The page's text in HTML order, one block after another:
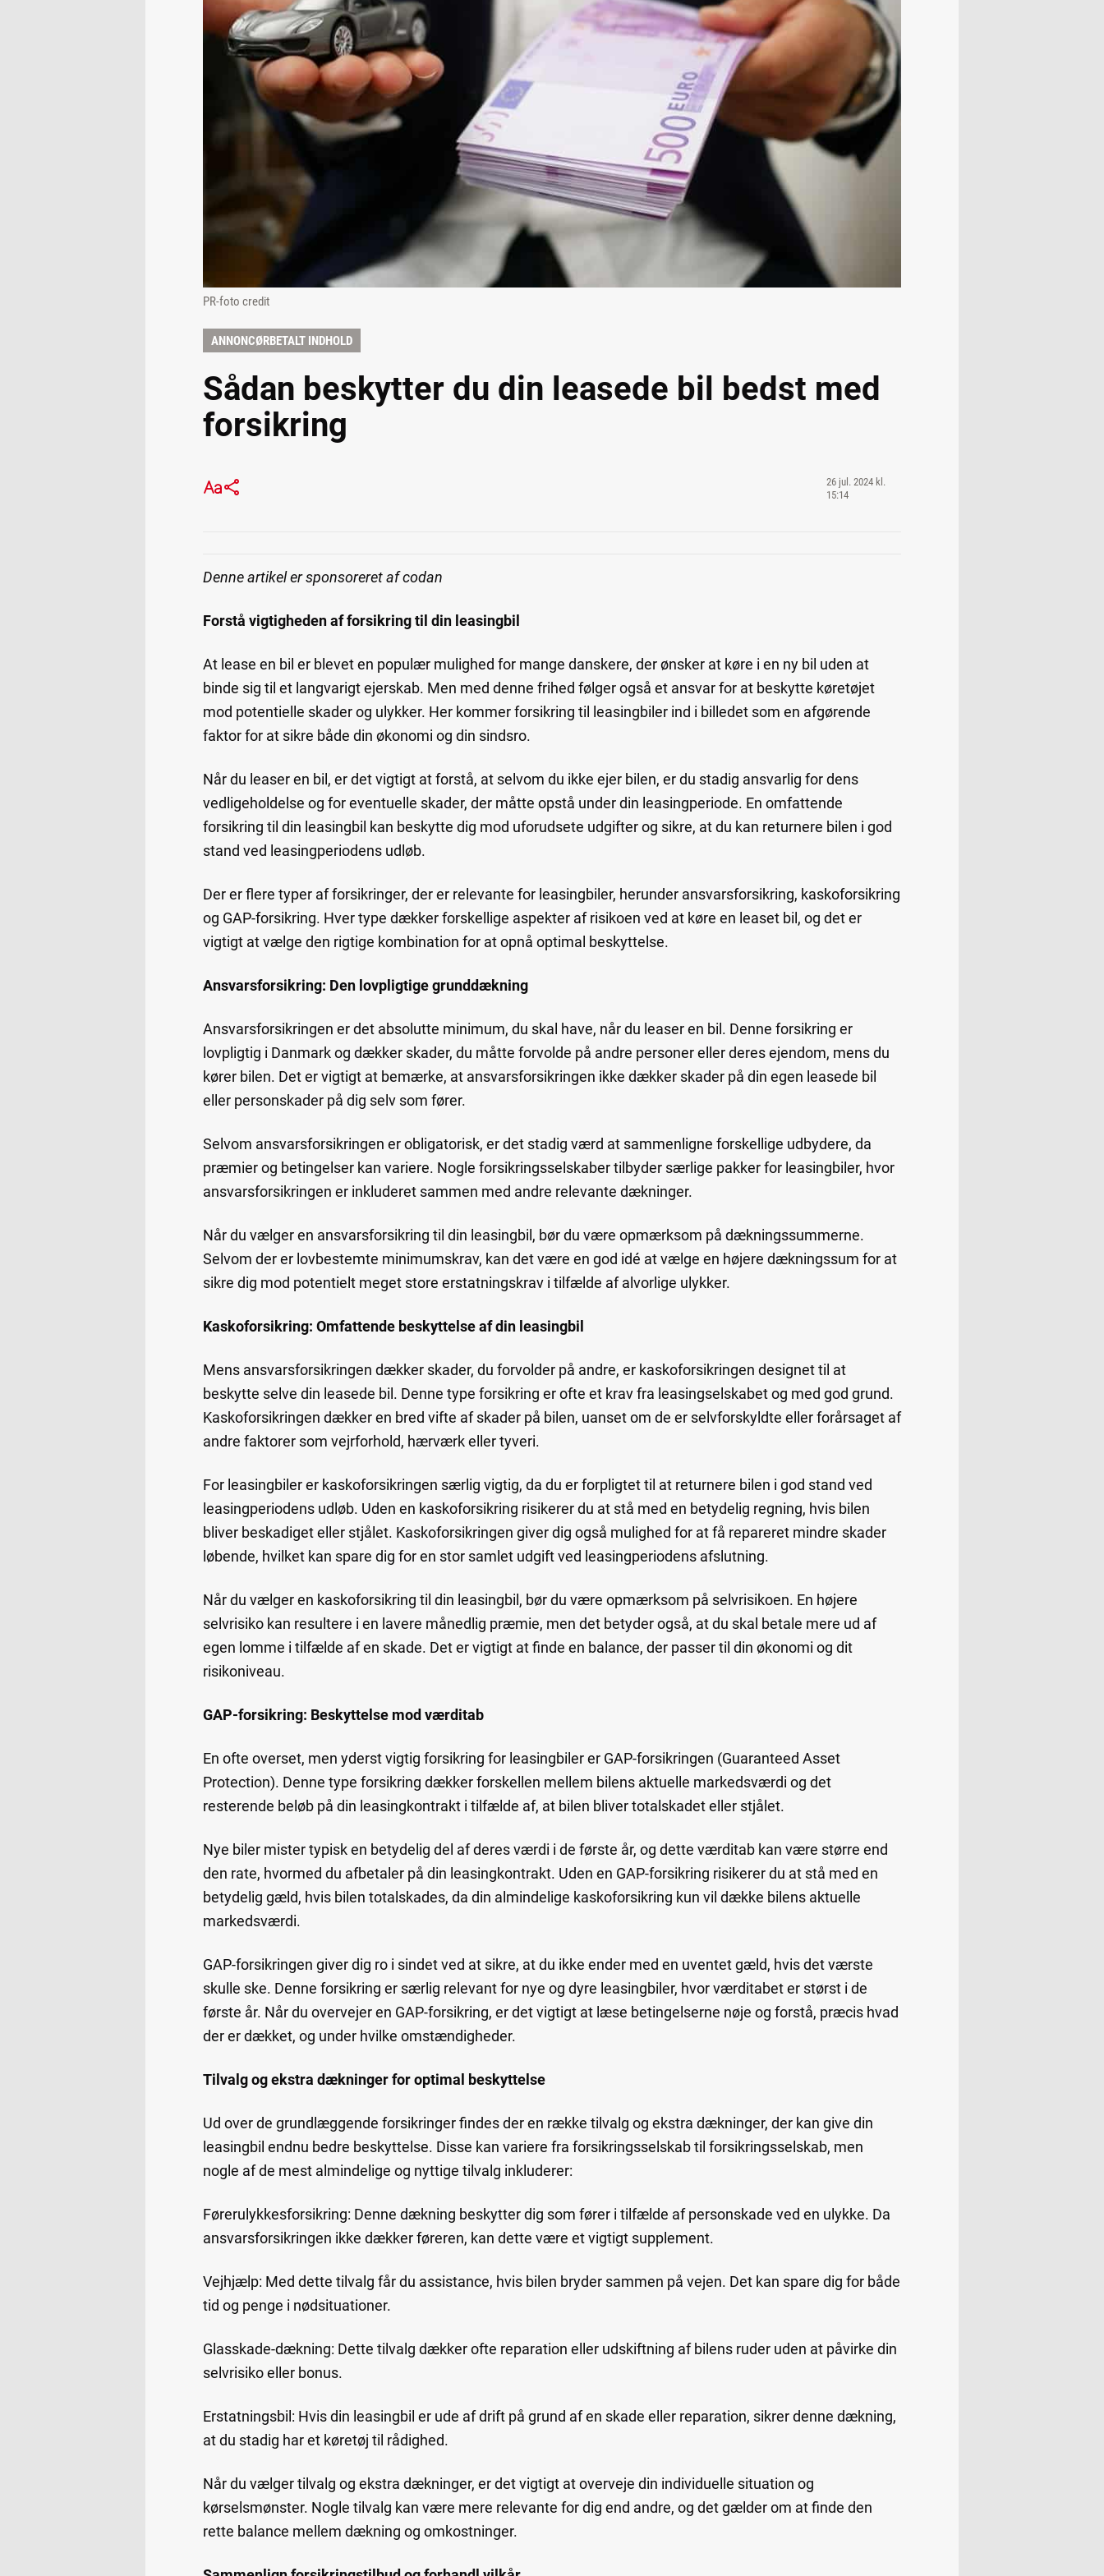
PR-foto credit
ANNONCØRBETALT INDHOLD
Sådan beskytter du din leasede bil bedst med
forsikring
26 jul. 2024 kl.
15:14
Denne artikel er sponsoreret af codan
Forstå vigtigheden af forsikring til din leasingbil
At lease en bil er blevet en populær mulighed for mange danskere, der ønsker at køre i en ny bil uden at
binde sig til et langvarigt ejerskab. Men med denne frihed følger også et ansvar for at beskytte køretøjet
mod potentielle skader og ulykker. Her kommer forsikring til leasingbiler ind i billedet som en afgørende
faktor for at sikre både din økonomi og din sindsro.
Når du leaser en bil, er det vigtigt at forstå, at selvom du ikke ejer bilen, er du stadig ansvarlig for dens
vedligeholdelse og for eventuelle skader, der måtte opstå under din leasingperiode. En omfattende
forsikring til din leasingbil kan beskytte dig mod uforudsete udgifter og sikre, at du kan returnere bilen i god
stand ved leasingperiodens udløb.
Der er flere typer af forsikringer, der er relevante for leasingbiler, herunder ansvarsforsikring, kaskoforsikring
og GAP-forsikring. Hver type dækker forskellige aspekter af risikoen ved at køre en leaset bil, og det er
vigtigt at vælge den rigtige kombination for at opnå optimal beskyttelse.
Ansvarsforsikring: Den lovpligtige grunddækning
Ansvarsforsikringen er det absolutte minimum, du skal have, når du leaser en bil. Denne forsikring er
lovpligtig i Danmark og dækker skader, du måtte forvolde på andre personer eller deres ejendom, mens du
kører bilen. Det er vigtigt at bemærke, at ansvarsforsikringen ikke dækker skader på din egen leasede bil
eller personskader på dig selv som fører.
Selvom ansvarsforsikringen er obligatorisk, er det stadig værd at sammenligne forskellige udbydere, da
præmier og betingelser kan variere. Nogle forsikringsselskaber tilbyder særlige pakker for leasingbiler, hvor
ansvarsforsikringen er inkluderet sammen med andre relevante dækninger.
Når du vælger en ansvarsforsikring til din leasingbil, bør du være opmærksom på dækningssummerne.
Selvom der er lovbestemte minimumskrav, kan det være en god idé at vælge en højere dækningssum for at
sikre dig mod potentielt meget store erstatningskrav i tilfælde af alvorlige ulykker.
Kaskoforsikring: Omfattende beskyttelse af din leasingbil
Mens ansvarsforsikringen dækker skader, du forvolder på andre, er kaskoforsikringen designet til at
beskytte selve din leasede bil. Denne type forsikring er ofte et krav fra leasingselskabet og med god grund.
Kaskoforsikringen dækker en bred vifte af skader på bilen, uanset om de er selvforskyldte eller forårsaget af
andre faktorer som vejrforhold, hærværk eller tyveri.
For leasingbiler er kaskoforsikringen særlig vigtig, da du er forpligtet til at returnere bilen i god stand ved
leasingperiodens udløb. Uden en kaskoforsikring risikerer du at stå med en betydelig regning, hvis bilen
bliver beskadiget eller stjålet. Kaskoforsikringen giver dig også mulighed for at få repareret mindre skader
løbende, hvilket kan spare dig for en stor samlet udgift ved leasingperiodens afslutning.
Når du vælger en kaskoforsikring til din leasingbil, bør du være opmærksom på selvrisikoen. En højere
selvrisiko kan resultere i en lavere månedlig præmie, men det betyder også, at du skal betale mere ud af
egen lomme i tilfælde af en skade. Det er vigtigt at finde en balance, der passer til din økonomi og dit
risikoniveau.
GAP-forsikring: Beskyttelse mod værditab
En ofte overset, men yderst vigtig forsikring for leasingbiler er GAP-forsikringen (Guaranteed Asset
Protection). Denne type forsikring dækker forskellen mellem bilens aktuelle markedsværdi og det
resterende beløb på din leasingkontrakt i tilfælde af, at bilen bliver totalskadet eller stjålet.
Nye biler mister typisk en betydelig del af deres værdi i de første år, og dette værditab kan være større end
den rate, hvormed du afbetaler på din leasingkontrakt. Uden en GAP-forsikring risikerer du at stå med en
betydelig gæld, hvis bilen totalskades, da din almindelige kaskoforsikring kun vil dække bilens aktuelle
markedsværdi.
GAP-forsikringen giver dig ro i sindet ved at sikre, at du ikke ender med en uventet gæld, hvis det værste
skulle ske. Denne forsikring er særlig relevant for nye og dyre leasingbiler, hvor værditabet er størst i de
første år. Når du overvejer en GAP-forsikring, er det vigtigt at læse betingelserne nøje og forstå, præcis hvad
der er dækket, og under hvilke omstændigheder.
Tilvalg og ekstra dækninger for optimal beskyttelse
Ud over de grundlæggende forsikringer findes der en række tilvalg og ekstra dækninger, der kan give din
leasingbil endnu bedre beskyttelse. Disse kan variere fra forsikringsselskab til forsikringsselskab, men
nogle af de mest almindelige og nyttige tilvalg inkluderer:
Førerulykkesforsikring: Denne dækning beskytter dig som fører i tilfælde af personskade ved en ulykke. Da
ansvarsforsikringen ikke dækker føreren, kan dette være et vigtigt supplement.
Vejhjælp: Med dette tilvalg får du assistance, hvis bilen bryder sammen på vejen. Det kan spare dig for både
tid og penge i nødsituationer.
Glasskade-dækning: Dette tilvalg dækker ofte reparation eller udskiftning af bilens ruder uden at påvirke din
selvrisiko eller bonus.
Erstatningsbil: Hvis din leasingbil er ude af drift på grund af en skade eller reparation, sikrer denne dækning,
at du stadig har et køretøj til rådighed.
Når du vælger tilvalg og ekstra dækninger, er det vigtigt at overveje din individuelle situation og
kørselsmønster. Nogle tilvalg kan være mere relevante for dig end andre, og det gælder om at finde den
rette balance mellem dækning og omkostninger.